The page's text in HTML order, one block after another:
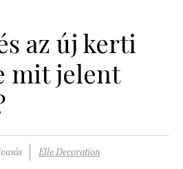
WEBSHOP
az új kerti
mit jelent
Elle Decoration